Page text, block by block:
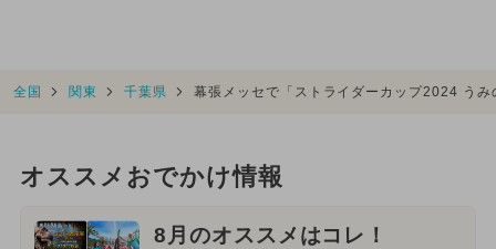
全国 関東 千葉県 幕張メッセで「ストライダーカップ2024 う
オススメおでかけ情報
8月のオススメはコレ！